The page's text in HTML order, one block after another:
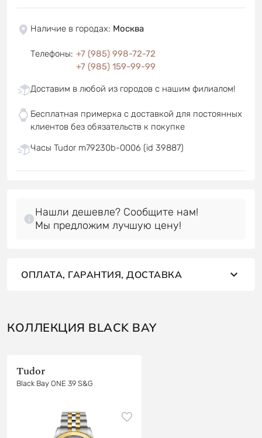
Наличие в городах: Москва
Телефоны: +7 (985) 998-72-72
+7 (985) 159-99-99
Доставим в любой из городов с нашим филиалом!
Бесплатная примерка с доставкой для постоянных
клиентов без обязательств к покупке
Часы Tudor m79230b-0006 (id 39887)
Нашли дешевле? Сообщите нам!
Мы предложим лучшую цену!
ОПЛАТА, ГАРАНТИЯ, ДОСТАВКА
КОЛЛЕКЦИЯ BLACK BAY
Tudor
Black Bay ONE 39 S&G